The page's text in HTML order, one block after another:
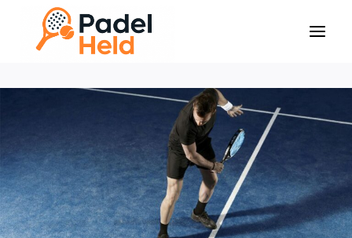
Doorgaan
inhoud